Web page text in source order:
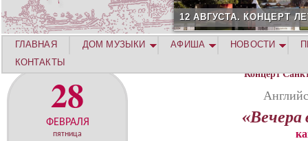
12 АВГУСТА. КОНЦЕРТ
28
ФЕВРАЛЯ
пятница
Концерт
«Вечера
ГЛАВНАЯ ДОМ МУЗЫКИ АФИША НОВОСТИ
КОНТАКТЫ